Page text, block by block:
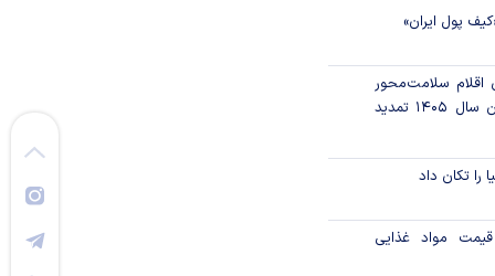
پول ایران»
اقلام سلامت‌محور
از اوراق گام تا پایان سال ۱۴۰۵ تمدید
را تکان داد
مواد غذایی